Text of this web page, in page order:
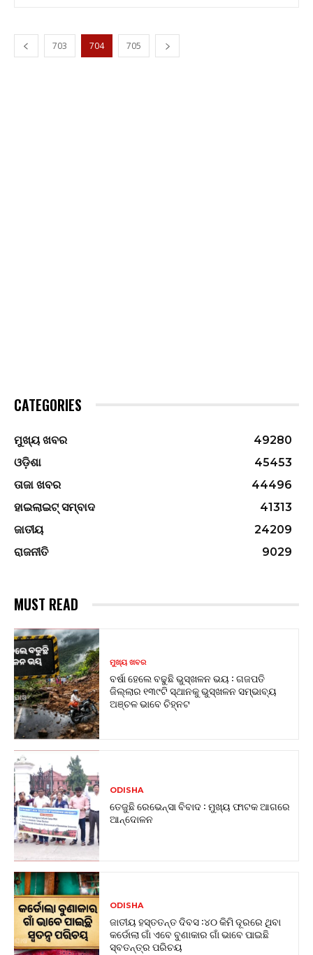
703 704 705
CATEGORIES
ମୁଖ୍ୟ ଖବର
49280
ଓଡ଼ିଶା
45453
ତାଜା ଖବର
44496
ହାଇଲାଇଟ୍ ସମ୍ବାଦ
41313
ଜାତୀୟ
24209
ରାଜନୀତି
9029
MUST READ
ମୁଖ୍ୟ ଖବର
ବର୍ଷା ହେଲେ ବଢୁଛି ଭୁସ୍ଖଳନ ଭୟ : ଗଜପତି
ଜିଲ୍ଲାର ୧୩୯ଟି ସ୍ଥାନକୁ ଭୁସ୍ଖଳନ ସମ୍ଭାବ୍ୟ
ଅଞ୍ଚଳ ଭାବେ ଚିହ୍ନଟ
ODISHA
ତେଜୁଛି ରେଭେନ୍ସା ବିବାଦ : ମୁଖ୍ୟ ଫାଟକ ଆଗରେ
ଆନ୍ଦୋଳନ
ODISHA
ଜାତୀୟ ହସ୍ତତନ୍ତ ଦିବସ :୪୦ କିମି ଦୂରରେ ଥିବା
କର୍ଡୋଲା ଗାଁ ଏବେ ବୁଣାକାର ଗାଁ ଭାବେ ପାଇଛି
ସ୍ବତନ୍ତ୍ର ପରିଚୟ